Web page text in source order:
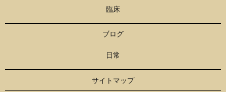
臨床
ブログ
日常
サイトマップ